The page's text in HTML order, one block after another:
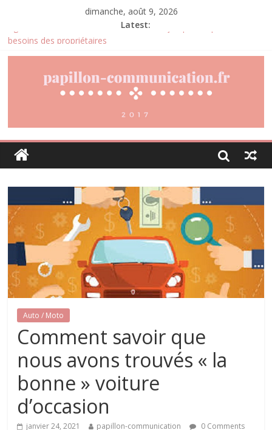
dimanche, août 9, 2026
Latest:
Agria : une assurance santé animale conçue pour répondre aux
besoins des propriétaires
international au cœur d’un parcours singulier
Joris Dutel : un parcours de direction construit au cœur des
Pourquoi la gestion locative devient un levier stratégique pour
valoriser son patrimoine immobilier
Daniel Moquet : quand les avis clients deviennent un levier
d’amélioration continue ?
Auto / Moto
Comment savoir que
nous avons trouvés « la
bonne » voiture
d’occasion
janvier 24, 2021 papillon-communication 0 Comments